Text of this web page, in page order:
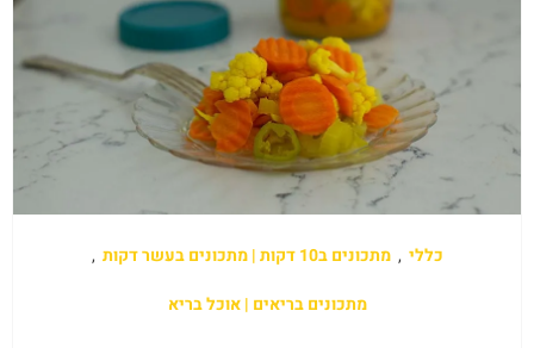
כללי , מתכונים ב10 דקות | מתכונים בעשר דקות
,
מתכונים בריאים | אוכל בריא